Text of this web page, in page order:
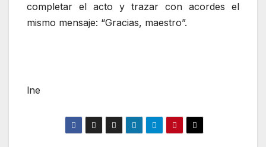
completar el acto y trazar con acordes el
mismo mensaje: “Gracias, maestro”.
lne